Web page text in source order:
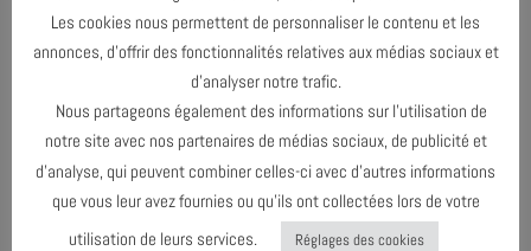
PARTAGER & COMMENTER
Les cookies nous permettent de personnaliser le contenu et les
annonces, d’offrir des fonctionnalités relatives aux médias sociaux et
d’analyser notre trafic.
Nous partageons également des informations sur l’utilisation de
notre site avec nos partenaires de médias sociaux, de publicité et
d’analyse, qui peuvent combiner celles-ci avec d’autres informations
que vous leur avez fournies ou qu’ils ont collectées lors de votre
utilisation de leurs services.
Réglages des cookies